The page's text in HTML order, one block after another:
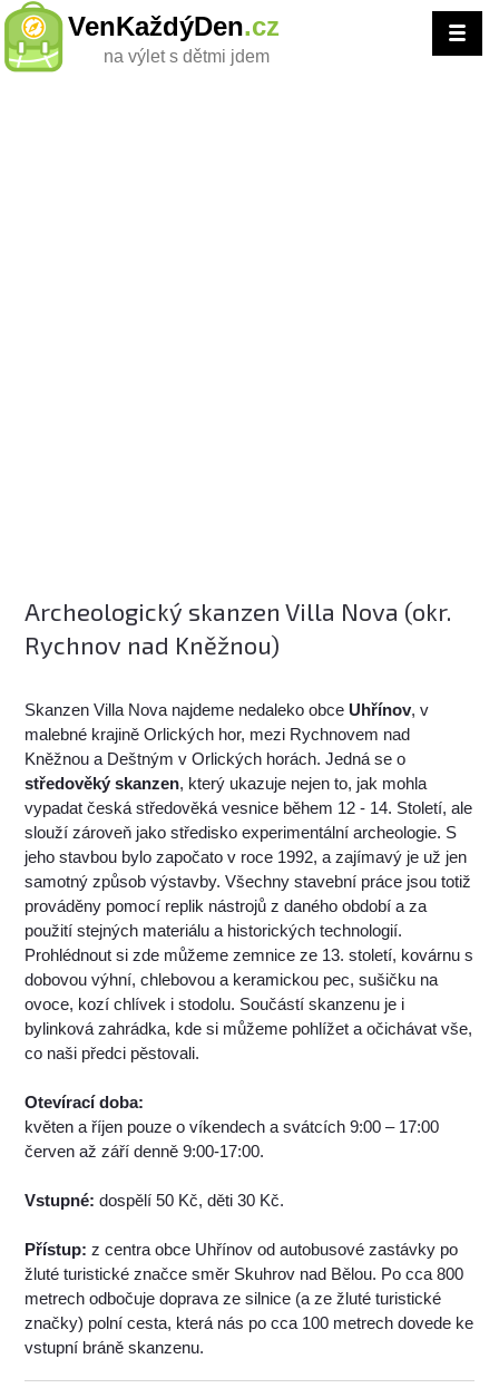
VenKaždýDen.cz
na výlet s dětmi jdem
Archeologický skanzen Villa Nova (okr.
Rychnov nad Kněžnou)
Skanzen Villa Nova najdeme nedaleko obce Uhřínov, v
malebné krajině Orlických hor, mezi Rychnovem nad
Kněžnou a Deštným v Orlických horách. Jedná se o
středověký skanzen, který ukazuje nejen to, jak mohla
vypadat česká středověká vesnice během 12 - 14. Století, ale
slouží zároveň jako středisko experimentální archeologie. S
jeho stavbou bylo započato v roce 1992, a zajímavý je už jen
samotný způsob výstavby. Všechny stavební práce jsou totiž
prováděny pomocí replik nástrojů z daného období a za
použití stejných materiálu a historických technologií.
Prohlédnout si zde můžeme zemnice ze 13. století, kovárnu s
dobovou výhní, chlebovou a keramickou pec, sušičku na
ovoce, kozí chlívek i stodolu. Součástí skanzenu je i
bylinková zahrádka, kde si můžeme pohlížet a očichávat vše,
co naši předci pěstovali.
Otevírací doba:
květen a říjen pouze o víkendech a svátcích 9:00 – 17:00
červen až září denně 9:00-17:00.
Vstupné: dospělí 50 Kč, děti 30 Kč.
Přístup: z centra obce Uhřínov od autobusové zastávky po
žluté turistické značce směr Skuhrov nad Bělou. Po cca 800
metrech odbočuje doprava ze silnice (a ze žluté turistické
značky) polní cesta, která nás po cca 100 metrech dovede ke
vstupní bráně skanzenu.